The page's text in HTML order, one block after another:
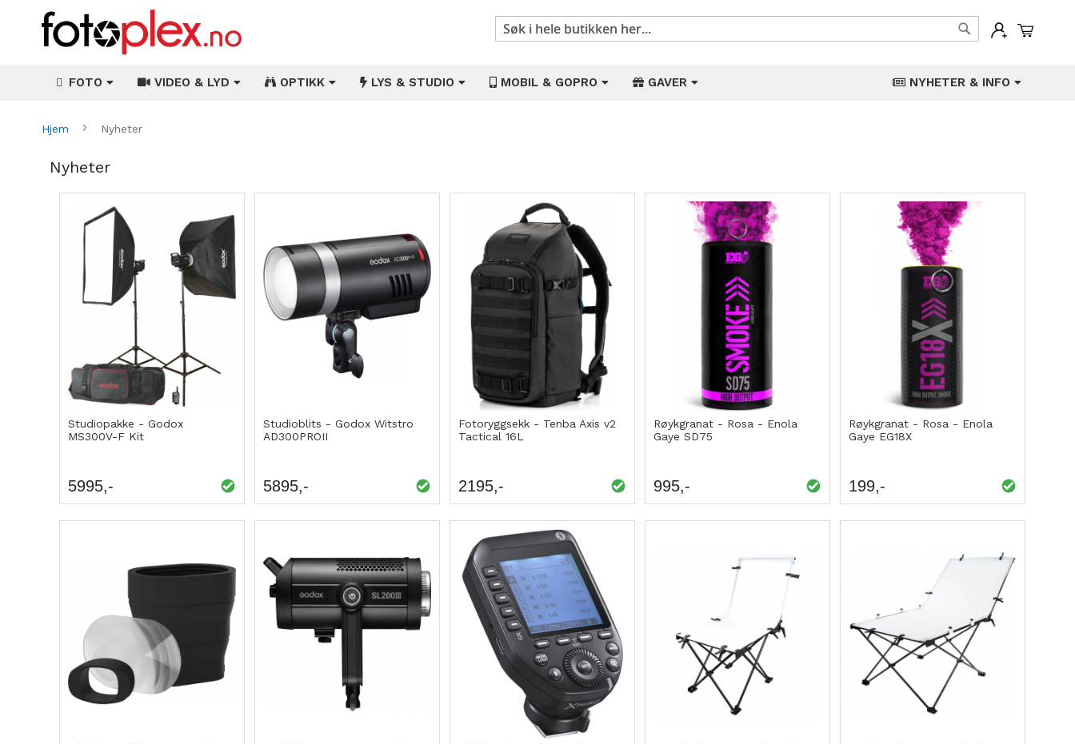
Min
Søk
FOTO VIDEO & LYD OPTIKK LYS & STUDIO MOBIL & GOPRO GAVER NYHETER & INFO
Hjem Nyheter
Nyheter
Studiopakke - Godox
MS300V-F Kit
5995
Studioblits - Godox Witstro
AD300PROII
5895
Fotoryggsekk - Tenba Axis v2
Tactical 16L
2195
Røykgranat - Rosa - Enola
Gaye SD75
995
Røykgranat - Rosa - Enola
Gaye EG18X
199